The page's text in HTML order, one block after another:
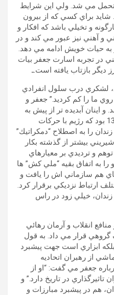
مي شد. ولي اين شرايط
شايد براي كسي كه از بيرون
و تخيلي باشد كه افكار و
و آهني نيز عبور مي كند و در
به حيات خويش ادامه مي دهد.
در تجربه اسارت جعفر بيات
ديگر بازتاب يافته است.ـ
لشكري درب سلول انفرادي
ما را كم كرديد.” جعفر و
اينان آبديده تر از پيش به
مبارزه خود ادامه دادند. سال 1364 بود كه رژيم با حركات
را به اصطلاح “دمكراتيك”
بيشتر از گذشته بكار
و ترديدي بر معيارهاي
را به اتفاق بقيه “ملي كش” ها
هم سازماني اش را يافت و
ارتباط نزديكي برقرار كرد.
خيلي زود در راس
انقلاب و آرمان رهائي
گروهي قرار مي داد. به قول
ابزاري است جهت پيشبرد
از رهبران اتحاديه
جعفر مي گفت: “او از
در تاريخ دارد.” و
هم در پيشبرد مبارزات و